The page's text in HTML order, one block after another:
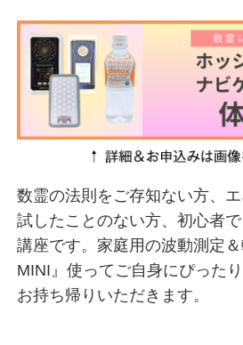
数霊の法則をご存知ない方、
試したことのない方、初心者
講座です。家庭用の波動測定
MINI』使ってご自身にぴった
お持ち帰りいただきます。